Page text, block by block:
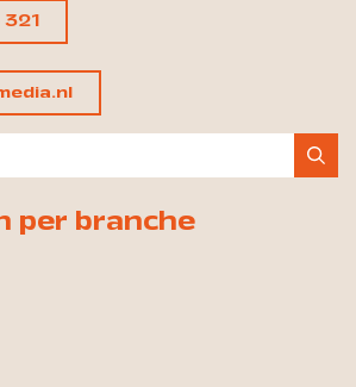
per branche